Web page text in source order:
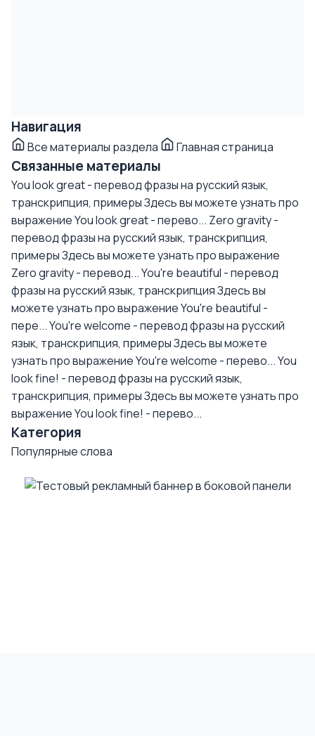
Навигация
Все материалы раздела Главная страница
Связанные материалы
You look great - перевод фразы на русский язык,
транскрипция, примерыЗдесь вы можете узнать про
выражение You look great - перево... Zero gravity -
перевод фразы на русский язык, транскрипция,
примерыЗдесь вы можете узнать про выражение
Zero gravity - перевод...You're beautiful - перевод
фразы на русский язык, транскрипцияЗдесь вы
можете узнать про выражение You're beautiful -
пере...You're welcome - перевод фразы на русский
язык, транскрипция, примерыЗдесь вы можете
узнать про выражение You're welcome - перево...You
look fine! - перевод фразы на русский язык,
транскрипция, примерыЗдесь вы можете узнать про
выражение You look fine! - перево...
Категория
Популярные слова